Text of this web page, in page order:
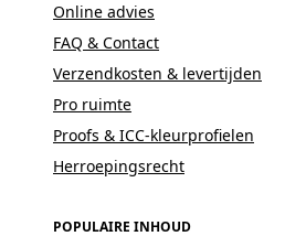
Online advies
FAQ & Contact
Verzendkosten & levertijden
Pro ruimte
Proofs & ICC-kleurprofielen
Herroepingsrecht
POPULAIRE INHOUD